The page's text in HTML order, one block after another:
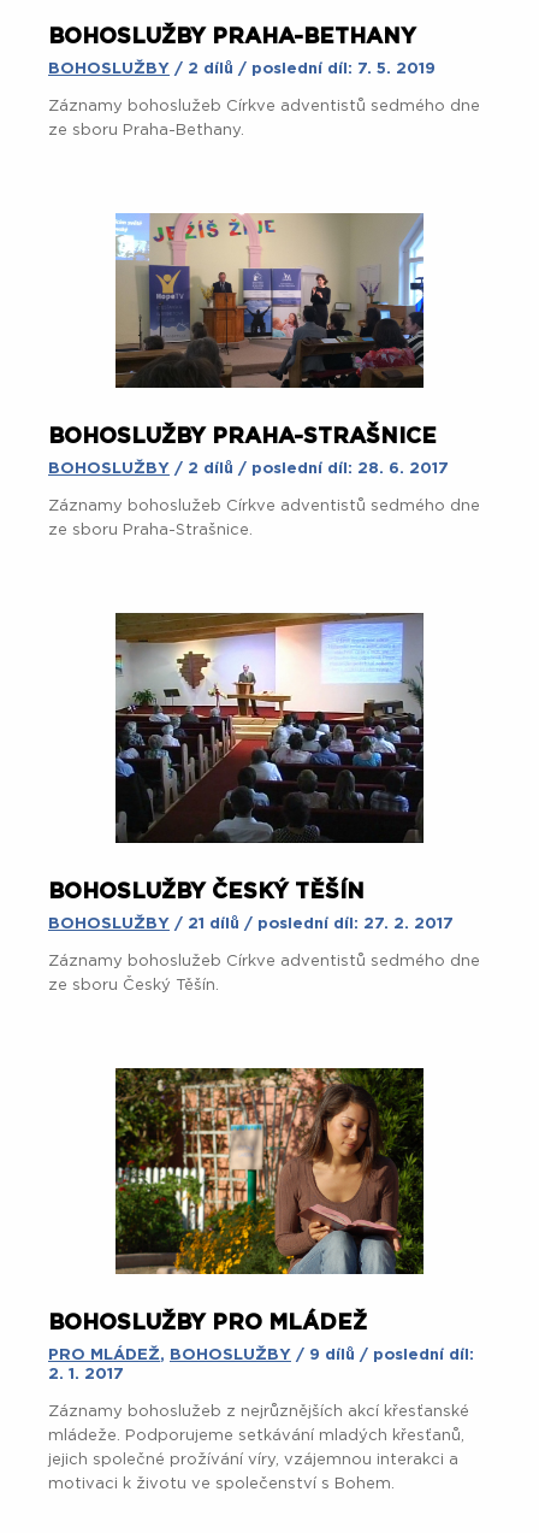
BOHOSLUŽBY PRAHA-BETHANY
BOHOSLUŽBY / 2 dílů / poslední díl: 7. 5. 2019
Záznamy bohoslužeb Církve adventistů sedmého dne
ze sboru Praha-Bethany.
BOHOSLUŽBY PRAHA-STRAŠNICE
BOHOSLUŽBY / 2 dílů / poslední díl: 28. 6. 2017
Záznamy bohoslužeb Církve adventistů sedmého dne
ze sboru Praha-Strašnice.
BOHOSLUŽBY ČESKÝ TĚŠÍN
BOHOSLUŽBY / 21 dílů / poslední díl: 27. 2. 2017
Záznamy bohoslužeb Církve adventistů sedmého dne
ze sboru Český Těšín.
BOHOSLUŽBY PRO MLÁDEŽ
PRO MLÁDEŽ, BOHOSLUŽBY / 9 dílů / poslední díl:
2. 1. 2017
Záznamy bohoslužeb z nejrůznějších akcí křesťanské
mládeže. Podporujeme setkávání mladých křesťanů,
jejich společné prožívání víry, vzájemnou interakci a
motivaci k životu ve společenství s Bohem.